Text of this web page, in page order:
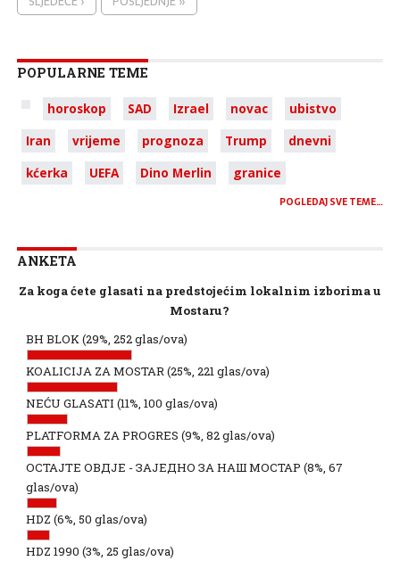
POPULARNE TEME
horoskop SAD Izrael novac
ubistvo
Iran
vrijeme prognoza Trump
dnevni
kćerka
UEFA Dino Merlin granice
POGLEDAJ SVE TEME…
ANKETA
Za koga ćete glasati na predstojećim lokalnim izborima u
Mostaru?
BH BLOK(29%, 252 glas/ova)
KOALICIJA ZA MOSTAR(25%, 221 glas/ova)
NEĆU GLASATI (11%, 100 glas/ova)
PLATFORMA ZA PROGRES (9%, 82 glas/ova)
ОСТАЈТЕ ОВДЈЕ - ЗАЈЕДНО ЗА НАШ МОСТАР (8%, 67
glas/ova)
HDZ (6%, 50 glas/ova)
HDZ 1990 (3%, 25 glas/ova)